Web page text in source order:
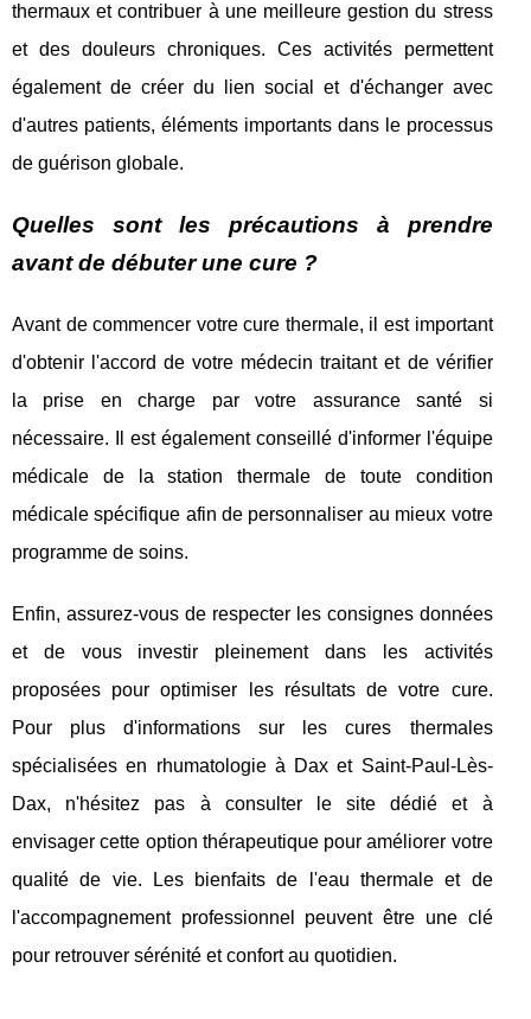
thermaux et contribuer à une meilleure gestion du stress
et des douleurs chroniques. Ces activités permettent
également de créer du lien social et d'échanger avec
d'autres patients, éléments importants dans le processus
de guérison globale.
Quelles sont les précautions à prendre
avant de débuter une cure ?
Avant de commencer votre cure thermale, il est important
d'obtenir l'accord de votre médecin traitant et de vérifier
la prise en charge par votre assurance santé si
nécessaire. Il est également conseillé d'informer l'équipe
médicale de la station thermale de toute condition
médicale spécifique afin de personnaliser au mieux votre
programme de soins.
Enfin, assurez-vous de respecter les consignes données
et de vous investir pleinement dans les activités
proposées pour optimiser les résultats de votre cure.
Pour plus d'informations sur les cures thermales
spécialisées en rhumatologie à Dax et Saint-Paul-Lès-
Dax, n'hésitez pas à consulter le site dédié et à
envisager cette option thérapeutique pour améliorer votre
qualité de vie. Les bienfaits de l'eau thermale et de
l'accompagnement professionnel peuvent être une clé
pour retrouver sérénité et confort au quotidien.